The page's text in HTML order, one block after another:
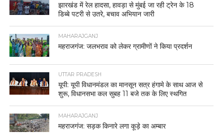
झारखंड में रेल हादसा, हावड़ा से मुंबई जा रही ट्रेन के 18
डिब्बे पटरी से उतरे, बचाव अभियान जारी
MAHARAJGANJ
महराजगंज: जलभराव को लेकर ग्रामीणों ने किया प्रदर्शन
UTTAR PRADESH
यूपी: यूपी विधानमंडल का मानसून सत्र हंगामे के साथ आज से
शुरू, विधानसभा कल सुबह 11 बजे तक के लिए स्थगित
MAHARAJGANJ
महराजगंज: सड़क किनारे लगा कूड़े का अम्बार